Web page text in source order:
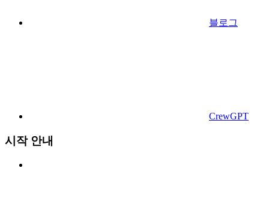
블로그
CrewGPT
시작 안내